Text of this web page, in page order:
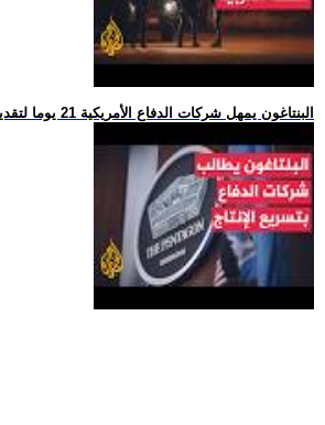
.. البنتاغون يمهل شركات الدفاع الأمريكية 21 يوما لتقديم خطط تسر